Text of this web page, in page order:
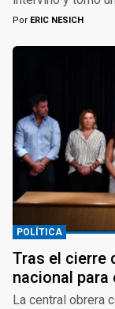
Por ERIC NESICH
POLÍTICA
Tras el cierre
nacional para
La central obrera